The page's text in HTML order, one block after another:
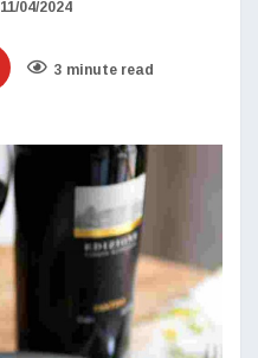
11/04/2024
3 minute read